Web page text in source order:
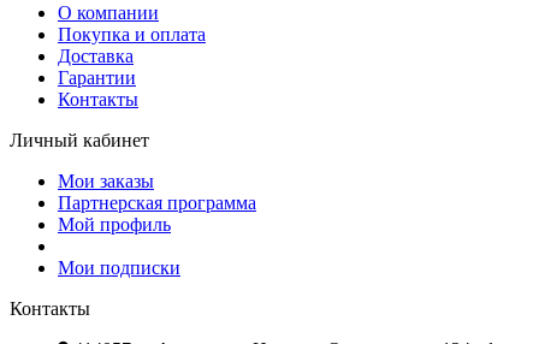
О компании
Покупка и оплата
Доставка
Гарантии
Контакты
Личный кабинет
Мои заказы
Партнерская программа
Мой профиль
Мои подписки
Контакты